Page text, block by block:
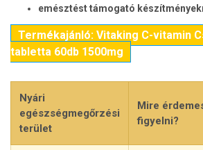
emésztést támogató
Termékajánló: Vitaking C-vitamin
tabletta 60db 1500mg
Nyári
egészségmegőrzési
terület
Mire
figyelni?